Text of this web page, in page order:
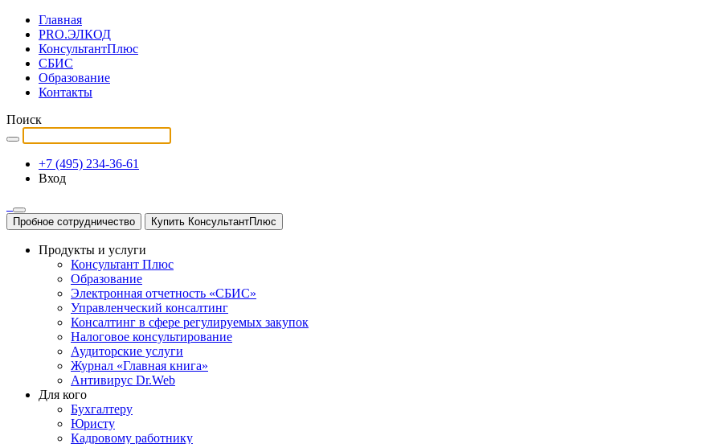
Главная
PRO.ЭЛКОД
КонсультантПлюс
СБИС
Образование
Контакты
Поиск
+7 (495) 234-36-61
Вход
Пробное сотрудничество Купить КонсультантПлюс
Продукты и услуги
Консультант Плюс
Образование
Электронная отчетность «СБИС»
Управленческий консалтинг
Консалтинг в сфере регулируемых закупок
Налоговое консультирование
Аудиторские услуги
Журнал «Главная книга»
Антивирус Dr.Web
Для кого
Бухгалтеру
Юристу
Кадровому работнику